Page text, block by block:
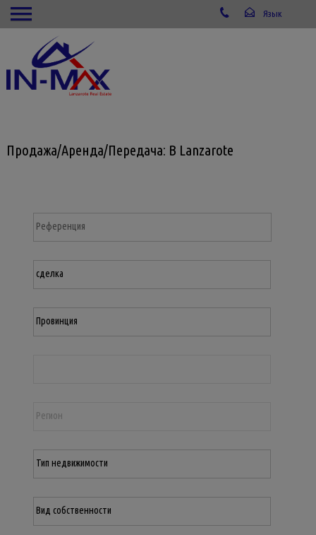
Продажа/Аренда/Передача: В Lanzarote